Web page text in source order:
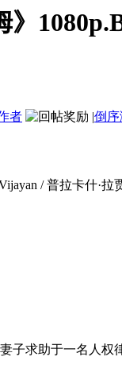
》
者 |倒
/ 普拉卡什·拉
求助于一名人权